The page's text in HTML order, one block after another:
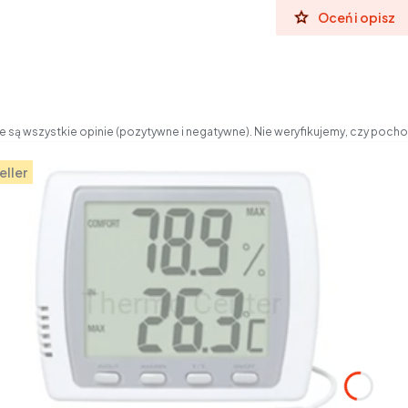
Oceń i opisz
są wszystkie opinie (pozytywne i negatywne). Nie weryfikujemy, czy